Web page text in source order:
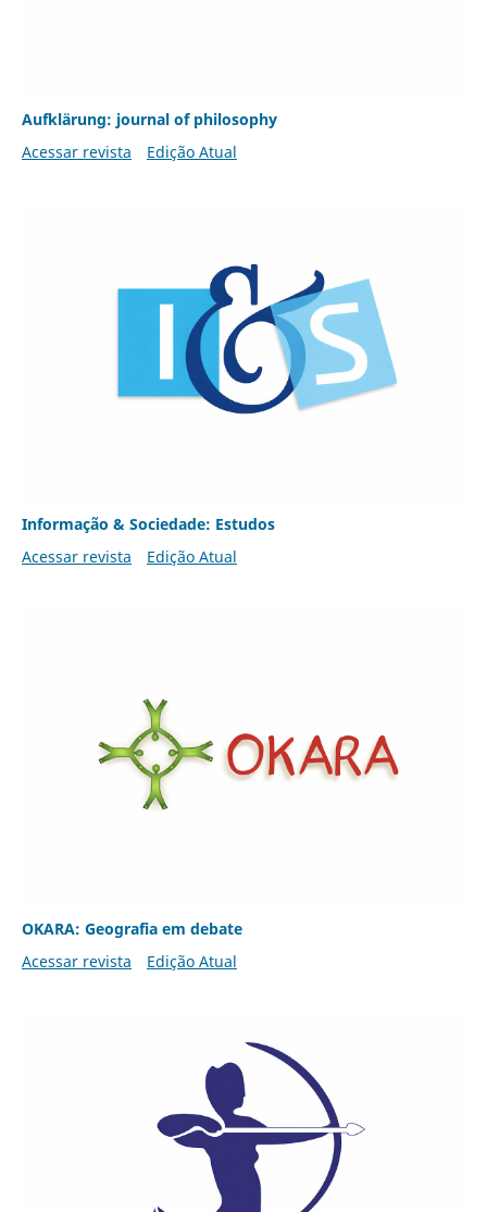
Aufklärung: journal of philosophy
Acessar revista
Edição Atual
Informação & Sociedade: Estudos
Acessar revista
Edição Atual
OKARA: Geografia em debate
Acessar revista
Edição Atual